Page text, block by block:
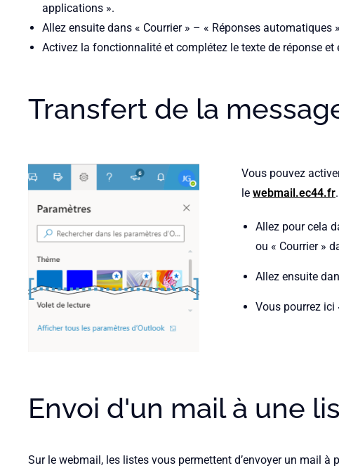
applications ».
Allez ensuite dans « Courrier » – « Réponses automatiques »
Activez la fonctionnalité et complétez le texte de réponse
Transfert de la
Vous pouvez
le webmail.ec44.fr.
Allez pour cela
ou « Courrier »
Allez ensuite
Vous pourrez ici
Envoi d'un mail à une
Sur le webmail, les listes vous permettent d’envoyer un mail